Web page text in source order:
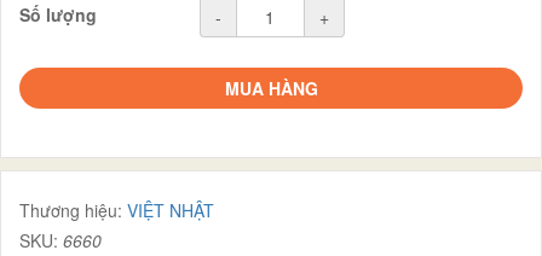
Số lượng - +
MUA HÀNG
Thương hiệu: VIỆT NHẬT
SKU: 6660